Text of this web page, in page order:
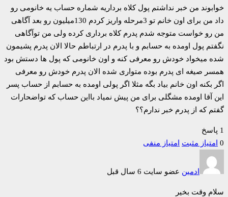
خوابوند من خبر نداشتم پول کلاه برداریه شماره حساب یه خانومی رو
داد من برای اون خانم تو 3مرحله واریز کردم 130میلیون رو بعد آگاهی
من رو خواست متوجه شدم پدرم کلاه برداری کرده ولی من توآگاهی
نگفتم پول اومده به حسابم و با پدرم در ارتباطم حالا الان پدرم پشیمون
شده میخواد خودش رو معرفی کنه و اون خانومی که پول ها دستش بود
همسر صیغه ای پدرم بوده متواری شده الان پدرم خودش رو معرفی
اگر بکنه اون خانم بیاد بگه مثلا اگر پولی اومده به حسابم از حساب پسر
این آقا اومده مشگلی برای من پیش نمیاد بااین حساب که تواضحارات
گفتم که از پدرم خبر ندارم؟؟
1 پاسخ
0 امتیاز مثبت امتیاز منفی
ادمین عضو سایت
سلام وقت بخیر